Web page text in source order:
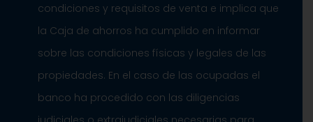
condiciones y requisitos de venta e implica que
la Caja de ahorros ha cumplido en informar
sobre las condiciones físicas y legales de las
propiedades. En el caso de las ocupadas el
banco ha procedido con las diligencias